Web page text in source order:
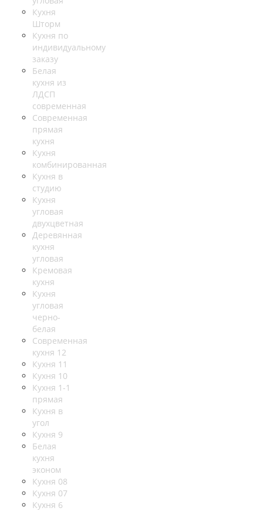
Кухня
Шторм
Кухня по
индивидуальному
заказу
Белая
кухня из
ЛДСП
современная
Современная
прямая
кухня
Кухня
комбинированная
Кухня в
студию
Кухня
угловая
двухцветная
Деревянная
кухня
угловая
Кремовая
кухня
Кухня
угловая
черно-
белая
Современная
кухня 12
Кухня 11
Кухня 10
Кухня 1-1
прямая
Кухня в
угол
Кухня 9
Белая
кухня
эконом
Кухня 08
Кухня 07
Кухня 6